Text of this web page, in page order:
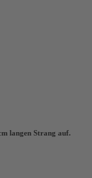
langen Strang auf.